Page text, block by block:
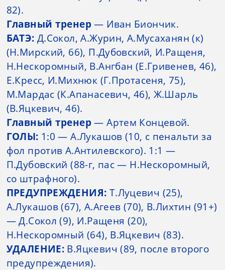
82).
Главный тренер— Иван Биончик.
БАТЭ: Д.Сокол, А.Журин, А.Мусаханян (к)
(Н.Мирский, 66), П.Дубовский, И.Ращеня,
Н.Нескоромный, В.Ангбан (Е.Гривенев, 46),
Е.Кресс, И.Михнюк (Г.Протасеня, 75),
М.Мардас (К.Апанасевич, 46), Ж.Шарль
(В.Яцкевич, 46).
Главный тренер— Артем Концевой.
ГОЛЫ: 1:0 — А.Лукашов (10, с пенальти за
фол против А.Антилевского). 1:1 —
П.Дубовский (88-г, пас — Н.Нескоромный,
со штрафного).
ПРЕДУПРЕЖДЕНИЯ: Т.Луцевич (25),
А.Лукашов (67), А.Агеев (70), В.Лихтин (91+)
— Д.Сокол (9), И.Ращеня (20),
Н.Нескоромный (64), В.Яцкевич (83).
УДАЛЕНИЕ: В.Яцкевич (89, после второго
предупреждения).